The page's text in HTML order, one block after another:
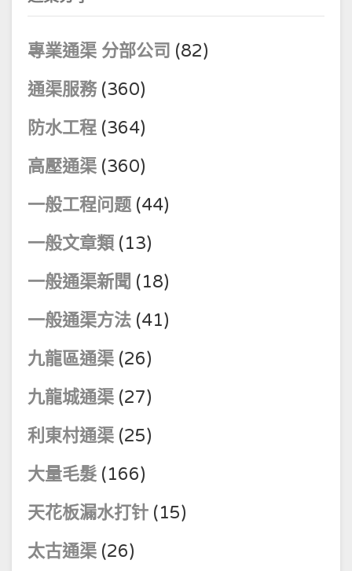
專業通渠 分部公司 (82)
通渠服務 (360)
防水工程 (364)
高壓通渠 (360)
一般工程问题 (44)
一般文章類 (13)
一般通渠新聞 (18)
一般通渠方法 (41)
九龍區通渠 (26)
九龍城通渠 (27)
利東村通渠 (25)
大量毛髮 (166)
天花板漏水打针 (15)
太古通渠 (26)